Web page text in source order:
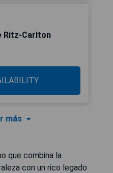
Ritz-Carlton
más
que combina la
con un rico legado